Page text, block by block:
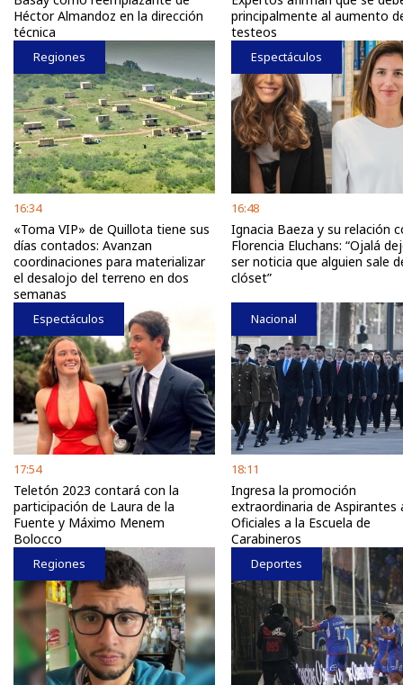
Héctor Almandoz en la dirección
técnica
principalmente al aumento
testeos
Regiones
16:34
«Toma VIP» de Quillota tiene sus
días contados: Avanzan
coordinaciones para materializar
el desalojo del terreno en dos
semanas
Espectáculos
16:48
Ignacia Baeza y su relación
Florencia Eluchans: “Ojalá
ser noticia que alguien sale
clóset”
Espectáculos
17:54
Teletón 2023 contará con la
participación de Laura de la
Fuente y Máximo Menem
Bolocco
Nacional
18:11
Ingresa la promoción
extraordinaria de Aspirantes
Oficiales a la Escuela de
Carabineros
Regiones Deportes